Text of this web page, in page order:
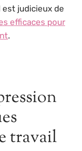
est judicieux de
efficaces pour
.
travail